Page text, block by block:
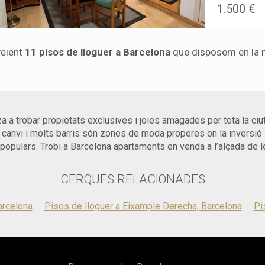
pràctic,
una
converteix
pocs minuts
Boqueria,
Rambles. A
transport
perdis
trens, així
habitacions
totalment
una opció
Barcelona,
a més
1.500 €
11 pisos de lloguer a Barcelona que disposem en la
a trobar propietats exclusives i joies amagades per tota la
i molts barris són zones de moda properes on la inversió
Trobi a Barcelona apartaments en venda a l’alçada
CERQUES RELACIONADES
Pisos de lloguer a Eixample Derecha, Barcelona